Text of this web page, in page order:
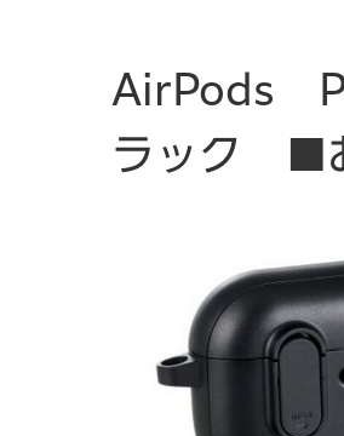
AirPods
ラック ■